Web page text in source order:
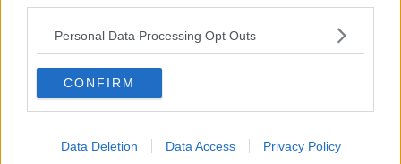
Personal Data Processing Opt Outs
CONFIRM
Data Deletion Data Access Privacy Policy
Reusser, Vollering verkürzt den Rückstand
Poland-Rundfahrt 2026: Vorschau auf die 4. Etappe,
Profile, Favoriten, TV- und Online-Übertragung sowie
Prognosen – Gesamtwertung steht auf der einzigen
Aug 05, 18:53